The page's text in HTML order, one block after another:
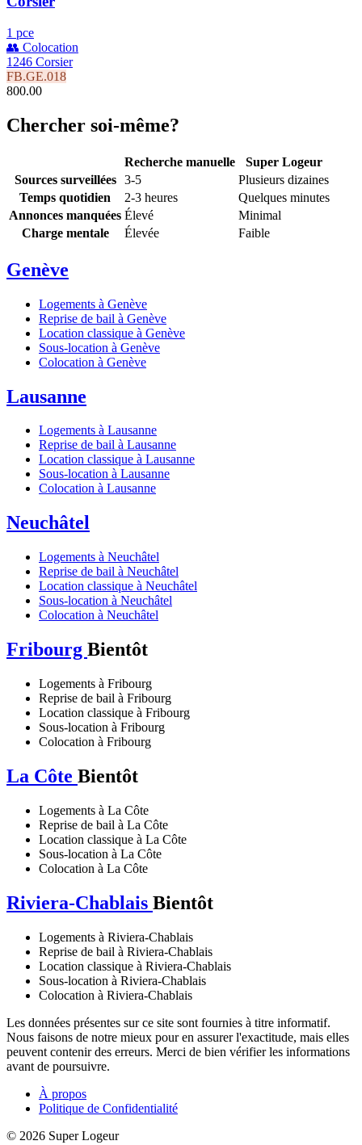
1 pce
👥 Colocation
1246 Corsier
FB.GE.018
800.00
Chercher soi-même?
Recherche manuelle
Super Logeur
Sources surveillées
3-5
Plusieurs dizaines
Temps quotidien
2-3 heures
Quelques minutes
Annonces manquées Élevé
Minimal
Charge mentale
Élevée Faible
Genève
Logements à Genève
Reprise de bail à Genève
Location classique à Genève
Sous-location à Genève
Colocation à Genève
Lausanne
Logements à Lausanne
Reprise de bail à Lausanne
Location classique à Lausanne
Sous-location à Lausanne
Colocation à Lausanne
Neuchâtel
Logements à Neuchâtel
Reprise de bail à Neuchâtel
Location classique à Neuchâtel
Sous-location à Neuchâtel
Colocation à Neuchâtel
Fribourg Bientôt
Logements à Fribourg
Reprise de bail à Fribourg
Location classique à Fribourg
Sous-location à Fribourg
Colocation à Fribourg
La Côte Bientôt
Logements à La Côte
Reprise de bail à La Côte
Location classique à La Côte
Sous-location à La Côte
Colocation à La Côte
Riviera-Chablais Bientôt
Logements à Riviera-Chablais
Reprise de bail à Riviera-Chablais
Location classique à Riviera-Chablais
Sous-location à Riviera-Chablais
Colocation à Riviera-Chablais
Les données présentes sur ce site sont fournies à titre informatif.
Nous faisons de notre mieux pour en assurer l'exactitude, mais elles
peuvent contenir des erreurs. Merci de bien vérifier les informations
avant de poursuivre.
À propos
Politique de Confidentialité
© 2026 Super Logeur